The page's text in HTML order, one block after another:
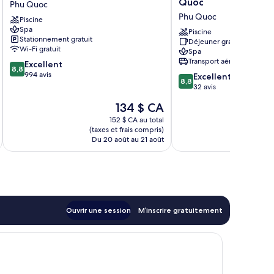
&
Spa
Phu
Quoc
Phu
Quoc
Phu Quoc
Piscine
Spa
Stationnement gratuit
Wi-Fi gratuit
8.8
sur
8,8 Excellent
994 avis
Le
prix
est
de
134 $ CA
134 $ CA
152 $ CA au total
(taxes et frais compris)
Du 20 août au 21 août
Resort
Phu
Quoc
Phu
Quoc
Phu Quoc
Piscine
Déjeuner gratuit
Spa
Transport aéroportuaire
8.8
sur
8,8 Excellent
32 avis
Ouvrir une session M’inscrire gratuitement